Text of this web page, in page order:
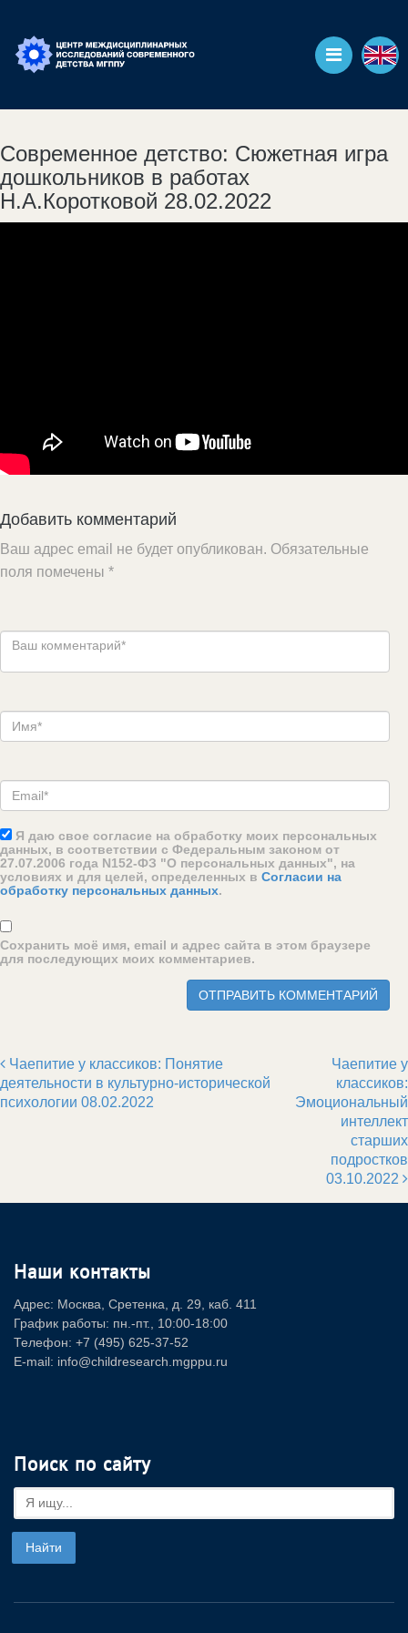
Современное детство: Сюжетная игра
дошкольников в работах
Н.А.Коротковой 28.02.2022
Добавить комментарий
Ваш адрес email не будет опубликован. Обязательные
поля помечены *
Я даю свое согласие на обработку моих персональных
данных, в соответствии с Федеральным законом от
27.07.2006 года N152-ФЗ "О персональных данных", на
условиях и для целей, определенных в Согласии на
обработку персональных данных.
Сохранить моё имя, email и адрес сайта в этом браузере
для последующих моих комментариев.
Post navigation
Чаепитие у классиков: Понятие
деятельности в культурно-исторической
психологии 08.02.2022
Чаепитие у
классиков:
Эмоциональный
интеллект
старших
подростков
03.10.2022
Наши контакты
Адрес: Москва, Сретенка, д. 29, каб. 411
График работы: пн.-пт., 10:00-18:00
Телефон: +7 (495) 625-37-52
E-mail: info@childresearch.mgppu.ru
Поиск по сайту